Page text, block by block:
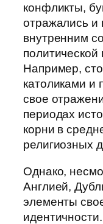
конфликты,
отражались и
внутренним
политической
Например,
католиками и
свое
периодах
корни в
религиозных
Однако,
Англией,
элементы